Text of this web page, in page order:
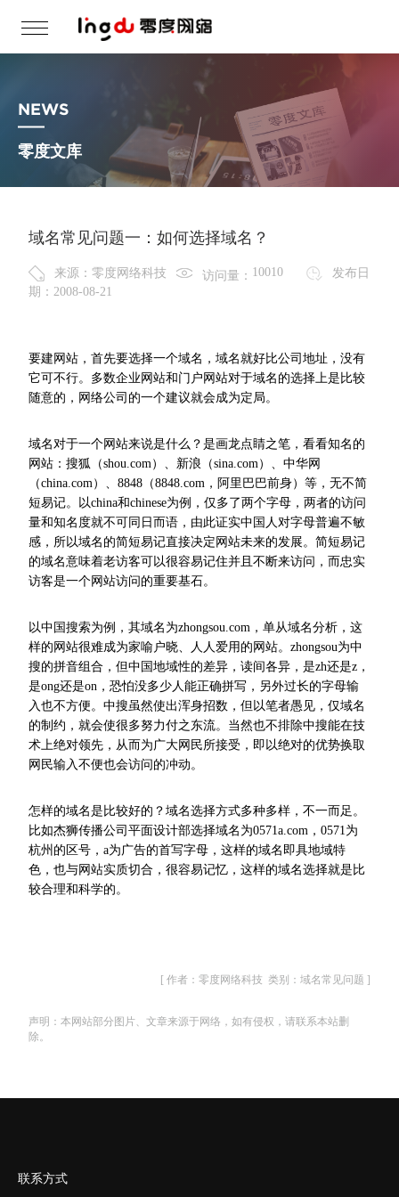
NEWS
零度文库
域名常见问题一：如何选择域名？
来源：零度网络科技 访问量：
发布日
期：2008-08-21
要建网站，首先要选择一个域名，域名就好比公司地址，没有
它可不行。多数企业网站和门户网站对于域名的选择上是比较
随意的，网络公司的一个建议就会成为定局。
域名对于一个网站来说是什么？是画龙点睛之笔，看看知名的
网站：搜狐（shou.com）、新浪（sina.com）、中华网
（china.com）、8848（8848.com，阿里巴巴前身）等，无不简
短易记。以china和chinese为例，仅多了两个字母，两者的访问
量和知名度就不可同日而语，由此证实中国人对字母普遍不敏
感，所以域名的简短易记直接决定网站未来的发展。简短易记
的域名意味着老访客可以很容易记住并且不断来访问，而忠实
访客是一个网站访问的重要基石。
以中国搜索为例，其域名为zhongsou.com，单从域名分析，这
样的网站很难成为家喻户晓、人人爱用的网站。zhongsou为中
搜的拼音组合，但中国地域性的差异，读间各异，是zh还是z，
是ong还是on，恐怕没多少人能正确拼写，另外过长的字母输
入也不方便。中搜虽然使出浑身招数，但以笔者愚见，仅域名
的制约，就会使很多努力付之东流。当然也不排除中搜能在技
术上绝对领先，从而为广大网民所接受，即以绝对的优势换取
网民输入不便也会访问的冲动。
怎样的域名是比较好的？域名选择方式多种多样，不一而足。
比如杰狮传播公司平面设计部选择域名为0571a.com，0571为
杭州的区号，a为广告的首写字母，这样的域名即具地域特
色，也与网站实质切合，很容易记忆，这样的域名选择就是比
较合理和科学的。
[ 作者：零度网络科技 类别：域名常见问题 ]
声明：本网站部分图片、文章来源于网络，如有侵权，请联系本站删
除。
联系方式